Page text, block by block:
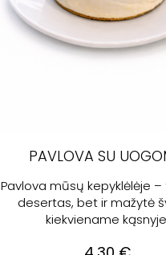
PAVLOVA SU
Pavlova mūsų kepyklėlėje
desertas, bet ir mažytė
kiekviename